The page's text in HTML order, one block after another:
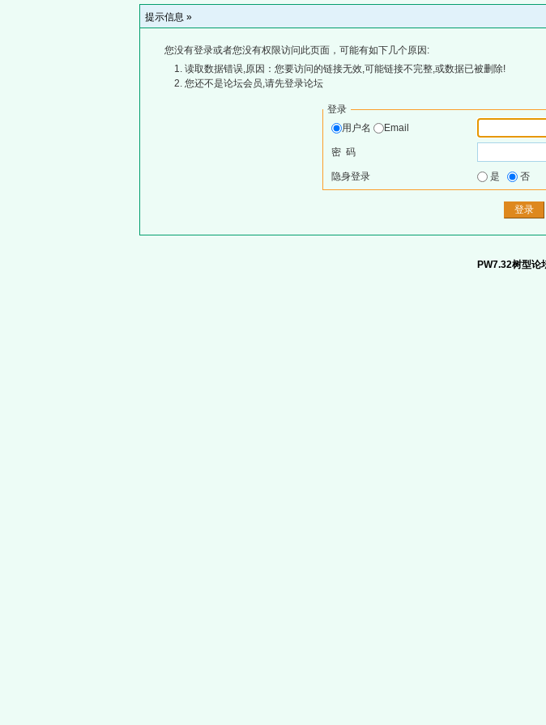
提示信息 »
您没有登录或者您没有权限访问此页面，可能有如下几个原因:
读取数据错误,原因：您要访问的链接无效,可能链接不完整,或数据已被删除!
您还不是论坛会员,请先登录论坛
登录
用户名
Email
密 码
隐身登录 是 否
PW7.32树型论